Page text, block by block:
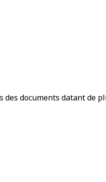
documents datant de